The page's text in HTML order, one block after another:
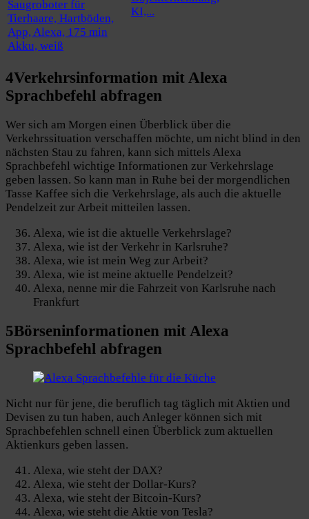
KI,...
4Verkehrsinformation mit Alexa
Sprachbefehl abfragen
Wer sich am Morgen einen Überblick über die
Verkehrssituation verschaffen möchte, um nicht blind in den
nächsten Stau zu fahren, kann sich mittels Alexa
Sprachbefehl wichtige Informationen zur Verkehrslage
geben lassen. So kann man in Ruhe bei der morgendlichen
Tasse Kaffee sich die Verkehrslage, als auch die aktuelle
Pendelzeit zur Arbeit mitteilen lassen.
Alexa, wie ist die aktuelle Verkehrslage?
Alexa, wie ist der Verkehr in Karlsruhe?
Alexa, wie ist mein Weg zur Arbeit?
Alexa, wie ist meine aktuelle Pendelzeit?
Alexa, nenne mir die Fahrzeit von Karlsruhe nach
Frankfurt
5Börseninformationen mit Alexa
Sprachbefehl abfragen
Nicht nur für jene, die beruflich tag täglich mit Aktien und
Devisen zu tun haben, auch Anleger können sich mit
Sprachbefehlen schnell einen Überblick zum aktuellen
Aktienkurs geben lassen.
Alexa, wie steht der DAX?
Alexa, wie steht der Dollar-Kurs?
Alexa, wie steht der Bitcoin-Kurs?
Alexa, wie steht die Aktie von Tesla?